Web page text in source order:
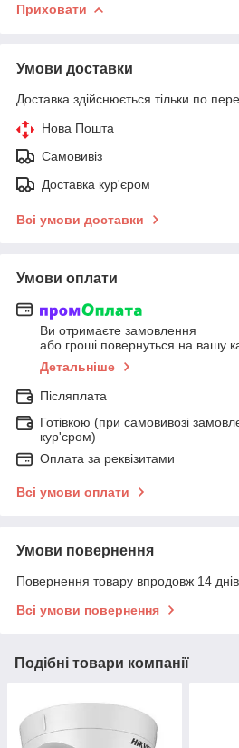
Приховати
Умови доставки
Доставка здійснюється тільки по
Нова Пошта
Самовивіз
Доставка кур'єром
Всі умови доставки
Умови оплати
Ви отримаєте замовлення
або гроші повернуться на вашу
Детальніше
Післяплата
Готівкою (при самовивозі
кур'єром)
Оплата за реквізитами
Всі умови оплати
Умови повернення
Повернення товару впродовж 14
Всі умови повернення
Подібні товари компанії